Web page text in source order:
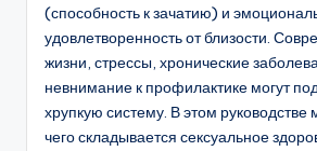
(способность к зачатию) и
удовлетворенность от близости.
жизни, стрессы, хронические
невнимание к профилактике могут
хрупкую систему. В этом
чего складывается сексуальное